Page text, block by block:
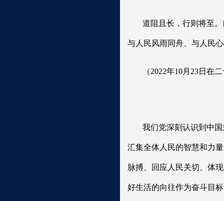
道阻且长，行则将至
与人民风雨同舟、与人民
（2022年10月23日在
我们党深刻认识到中
汇集全体人民的智慧和力
脉搏、回应人民关切、体
好生活的向往作为奋斗目